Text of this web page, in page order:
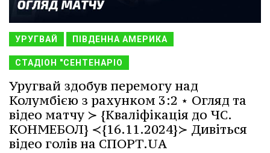
УРУГВАЙ ПІВДЕННА АМЕРИКА
СТАДІОН "СЕНТЕНАРІО
Уругвай здобув перемогу над
Колумбією з рахунком 3:2 ⋆ Огляд та
відео матчу ≻ {Кваліфікація до ЧС.
КОНМЕБОЛ} ≺{16.11.2024}≻ Дивіться
відео голів на СПОРТ.UA